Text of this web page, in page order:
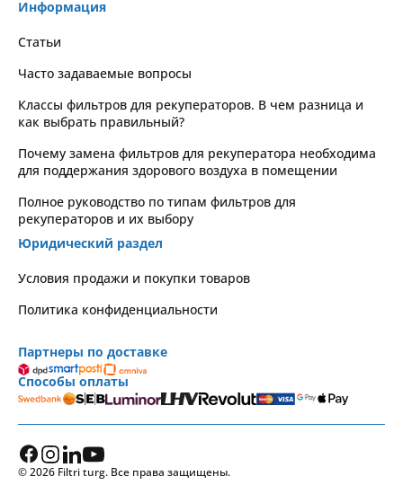
Информация
Статьи
Часто задаваемые вопросы
Классы фильтров для рекуператоров. В чем разница и
как выбрать правильный?
Почему замена фильтров для рекуператора необходима
для поддержания здорового воздуха в помещении
Полное руководство по типам фильтров для
рекуператоров и их выбору
Юридический раздел
Условия продажи и покупки товаров
Политика конфиденциальности
Партнеры по доставке
Способы оплаты
© 2026 Filtri turg. Все права защищены.